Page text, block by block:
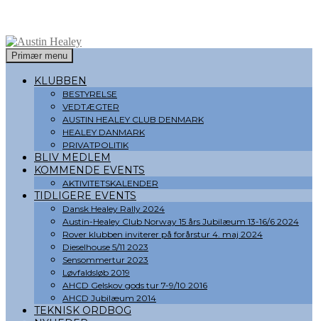
Austin Healey
Søg
Primær menu
til
indhold
KLUBBEN
BESTYRELSE
VEDTÆGTER
AUSTIN HEALEY CLUB DENMARK
HEALEY DANMARK
PRIVATPOLITIK
BLIV MEDLEM
KOMMENDE EVENTS
AKTIVITETSKALENDER
TIDLIGERE EVENTS
Dansk Healey Rally 2024
Austin-Healey Club Norway 15 års Jubilæum 13-16/6 2024
Rover klubben inviterer på forårstur 4. maj 2024
Dieselhouse 5/11 2023
Sensommertur 2023
Løvfaldsløb 2019
AHCD Gelskov gods tur 7-9/10 2016
AHCD Jubilæum 2014
TEKNISK ORDBOG